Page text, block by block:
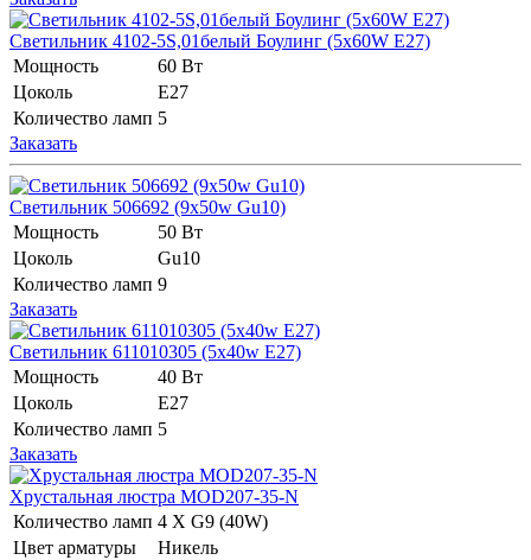
Светильник 4102-5S,01белый Боулинг (5х60W E27)
Мощность
60 Вт
Цоколь
E27
Количество ламп 5
Заказать
Светильник 506692 (9x50w Gu10)
Мощность
50 Вт
Цоколь
Gu10
Количество ламп 9
Заказать
Светильник 611010305 (5x40w E27)
Мощность
40 Вт
Цоколь
E27
Количество ламп 5
Заказать
Хрустальная люстра MOD207-35-N
Количество ламп 4 Х G9 (40W)
Цвет арматуры
Никель